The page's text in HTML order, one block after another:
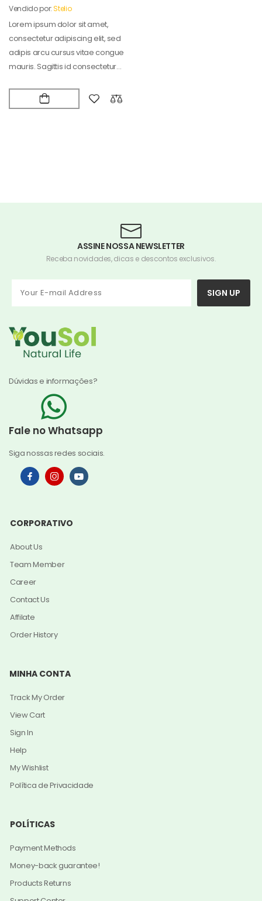
Vendido por:Stelio
Lorem ipsum dolor sit amet,
consectetur adipiscing elit, sed
adipis arcu cursus vitae congue
mauris. Sagittis id consectetur
ASSINE NOSSA NEWSLETTER
Receba novidades, dicas e descontos exclusivos.
SIGN UP
Dúvidas e informações?
Fale no Whatsapp
Siga nossas redes sociais.
CORPORATIVO
About Us
Team Member
Career
Contact Us
Affilate
Order History
MINHA CONTA
Track My Order
View Cart
Sign In
Help
My Wishlist
Política de Privacidade
POLÍTICAS
Payment Methods
Money-back guarantee!
Products Returns